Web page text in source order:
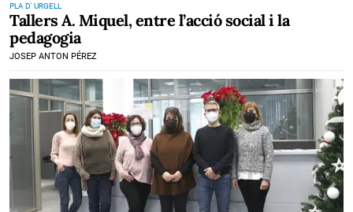
PLA D' URGELL
Tallers A. Miquel, entre l’acció social i la
pedagogia
JOSEP ANTON PÉREZ